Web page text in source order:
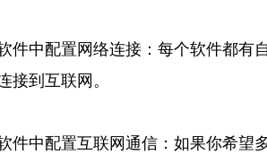
件中配置网络连接：每个软件都有
接到互联网。
件中配置互联网通信：如果你希望